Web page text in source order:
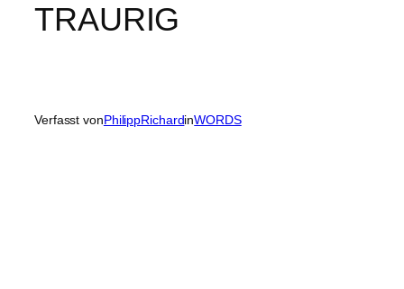
TRAURIG
Verfasst vonPhilippRichardinWORDS